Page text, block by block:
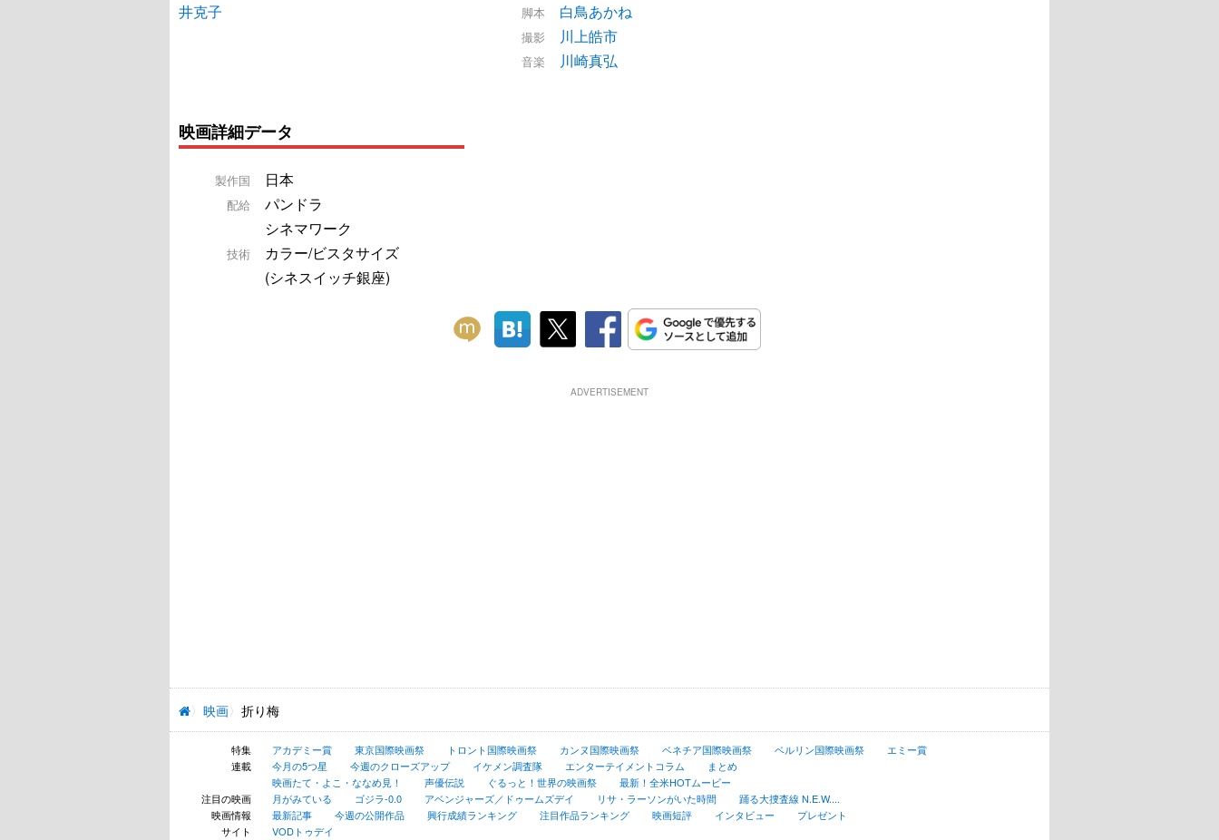
井克子
脚本 白鳥あかね
撮影 川上皓市
音楽 川崎真弘
映画詳細データ
製作国 日本
配給
パンドラ
シネマワーク
技術
カラー/ビスタサイズ
(シネスイッチ銀座)
ADVERTISEMENT
映画 折り梅
特集 アカデミー賞 東京国際映画祭 トロント国際映画祭 カンヌ国際映画祭 ベネチア国際映画祭 ベルリン国際映画祭
エミー賞
連載
今月の5つ星 今週のクローズアップ イケメン調査隊 エンターテイメントコラム
まとめ
映画たて・よこ・ななめ見！
声優伝説 ぐるっと！世界の映画祭
最新！全米HOTムービー
注目の映画
月がみている ゴジラ-0.0 アベンジャーズ／ドゥームズデイ リサ・ラーソンがいた時間
踊る大捜査線 N.E.W....
映画情報
最新記事 今週の公開作品 興行成績ランキング 注目作品ランキング 映画短評 インタビュー
プレゼント
サイト
VODトゥデイ